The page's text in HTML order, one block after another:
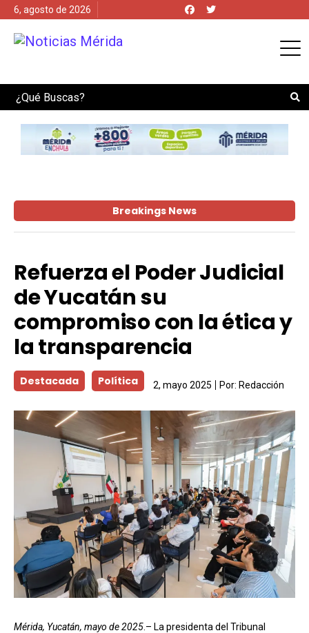
6, agosto de 2026
Search
Breakings News
Refuerza el Poder Judicial
de Yucatán su
compromiso con la ética y
la transparencia
Destacada Política 2, mayo 2025 Por: Redacción
Mérida, Yucatán, mayo de 2025 .– La presidenta del Tribunal